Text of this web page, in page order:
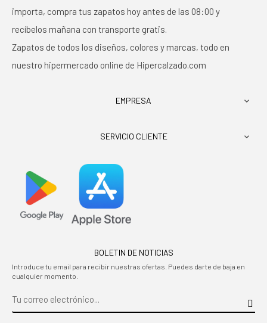
importa, compra tus zapatos hoy antes de las 08:00 y
recíbelos mañana con transporte gratis.
Zapatos de todos los diseños, colores y marcas, todo en
nuestro hipermercado online de Hipercalzado.com
EMPRESA 
SERVICIO CLIENTE 
BOLETIN DE NOTICIAS
Introduce tu email para recibir nuestras ofertas. Puedes darte de baja en
cualquier momento.